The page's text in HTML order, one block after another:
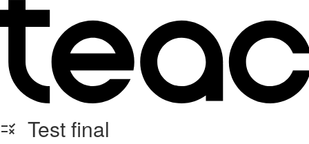
Test final